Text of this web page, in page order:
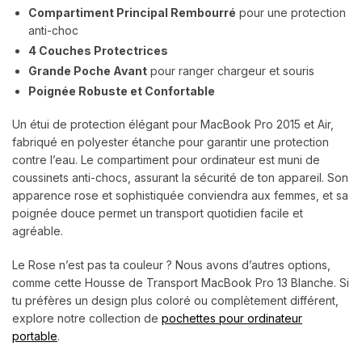
Compartiment Principal Rembourré pour une protection
anti-choc
4 Couches Protectrices
Grande Poche Avant pour ranger chargeur et souris
Poignée Robuste et Confortable
Un étui de protection élégant pour MacBook Pro 2015 et Air,
fabriqué en polyester étanche pour garantir une protection
contre l’eau. Le compartiment pour ordinateur est muni de
coussinets anti-chocs, assurant la sécurité de ton appareil. Son
apparence rose et sophistiquée conviendra aux femmes, et sa
poignée douce permet un transport quotidien facile et
agréable.
Le Rose n’est pas ta couleur ? Nous avons d’autres options,
comme cette Housse de Transport MacBook Pro 13 Blanche. Si
tu préfères un design plus coloré ou complètement différent,
explore notre collection de pochettes pour ordinateur
portable.